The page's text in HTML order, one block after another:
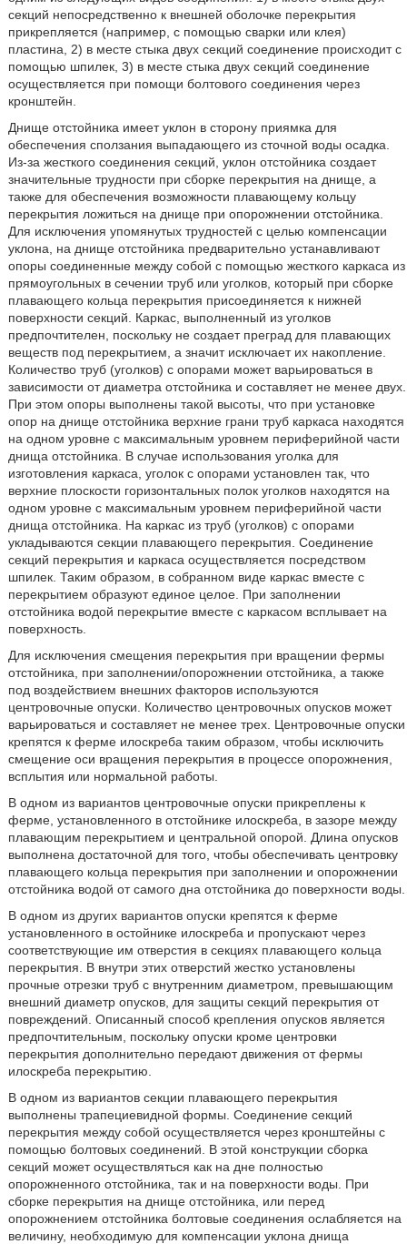
секций непосредственно к внешней оболочке перекрытия
прикрепляется (например, с помощью сварки или клея)
пластина, 2) в месте стыка двух секций соединение происходит с
помощью шпилек, 3) в месте стыка двух секций соединение
осуществляется при помощи болтового соединения через
кронштейн.
Днище отстойника имеет уклон в сторону приямка для
обеспечения сползания выпадающего из сточной воды осадка.
Из-за жесткого соединения секций, уклон отстойника создает
значительные трудности при сборке перекрытия на днище, а
также для обеспечения возможности плавающему кольцу
перекрытия ложиться на днище при опорожнении отстойника.
Для исключения упомянутых трудностей с целью компенсации
уклона, на днище отстойника предварительно устанавливают
опоры соединенные между собой с помощью жесткого каркаса из
прямоугольных в сечении труб или уголков, который при сборке
плавающего кольца перекрытия присоединяется к нижней
поверхности секций. Каркас, выполненный из уголков
предпочтителен, поскольку не создает преград для плавающих
веществ под перекрытием, а значит исключает их накопление.
Количество труб (уголков) с опорами может варьироваться в
зависимости от диаметра отстойника и составляет не менее двух.
При этом опоры выполнены такой высоты, что при установке
опор на днище отстойника верхние грани труб каркаса находятся
на одном уровне с максимальным уровнем периферийной части
днища отстойника. В случае использования уголка для
изготовления каркаса, уголок с опорами установлен так, что
верхние плоскости горизонтальных полок уголков находятся на
одном уровне с максимальным уровнем периферийной части
днища отстойника. На каркас из труб (уголков) с опорами
укладываются секции плавающего перекрытия. Соединение
секций перекрытия и каркаса осуществляется посредством
шпилек. Таким образом, в собранном виде каркас вместе с
перекрытием образуют единое целое. При заполнении
отстойника водой перекрытие вместе с каркасом всплывает на
поверхность.
Для исключения смещения перекрытия при вращении фермы
отстойника, при заполнении/опорожнении отстойника, а также
под воздействием внешних факторов используются
центровочные опуски. Количество центровочных опусков может
варьироваться и составляет не менее трех. Центровочные опуски
крепятся к ферме илоскреба таким образом, чтобы исключить
смещение оси вращения перекрытия в процессе опорожнения,
всплытия или нормальной работы.
В одном из вариантов центровочные опуски прикреплены к
ферме, установленного в отстойнике илоскреба, в зазоре между
плавающим перекрытием и центральной опорой. Длина опусков
выполнена достаточной для того, чтобы обеспечивать центровку
плавающего кольца перекрытия при заполнении и опорожнении
отстойника водой от самого дна отстойника до поверхности воды.
В одном из других вариантов опуски крепятся к ферме
установленного в остойнике илоскреба и пропускают через
соответствующие им отверстия в секциях плавающего кольца
перекрытия. В внутри этих отверстий жестко установлены
прочные отрезки труб с внутренним диаметром, превышающим
внешний диаметр опусков, для защиты секций перекрытия от
повреждений. Описанный способ крепления опусков является
предпочтительным, поскольку опуски кроме центровки
перекрытия дополнительно передают движения от фермы
илоскреба перекрытию.
В одном из вариантов секции плавающего перекрытия
выполнены трапециевидной формы. Соединение секций
перекрытия между собой осуществляется через кронштейны с
помощью болтовых соединений. В этой конструкции сборка
секций может осуществляться как на дне полностью
опорожненного отстойника, так и на поверхности воды. При
сборке перекрытия на днище отстойника, или перед
опорожнением отстойника болтовые соединения ослабляется на
величину, необходимую для компенсации уклона днища